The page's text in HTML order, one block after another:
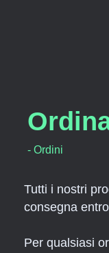
- Ordini
Tutti i nostri
consegna
Per qualsiasi